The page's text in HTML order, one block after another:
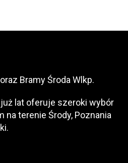
Bramy Środa Wlkp.
lat oferuje szeroki wybór
na terenie Środy, Poznania